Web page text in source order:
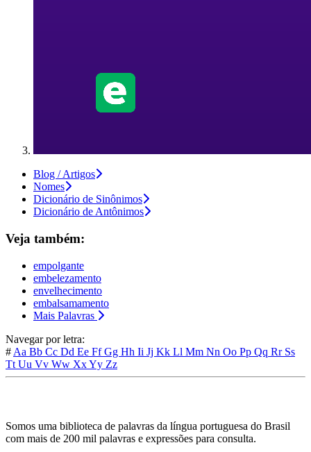
Blog / Artigos
Nomes
Dicionário de Sinônimos
Dicionário de Antônimos
Veja também:
empolgante
embelezamento
envelhecimento
embalsamamento
Mais Palavras
Navegar por letra:
# Aa Bb Cc Dd Ee FfGg Hh Ii Jj Kk Ll Mm Nn Oo Pp Qq Rr Ss
Tt Uu Vv Ww XxYy Zz
Somos uma biblioteca de palavras da língua portuguesa do Brasil
com mais de 200 mil palavras e expressões para consulta.